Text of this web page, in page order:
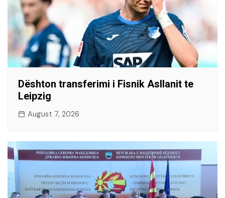
Dështon transferimi i Fisnik Asllanit te
Leipzig
August 7, 2026